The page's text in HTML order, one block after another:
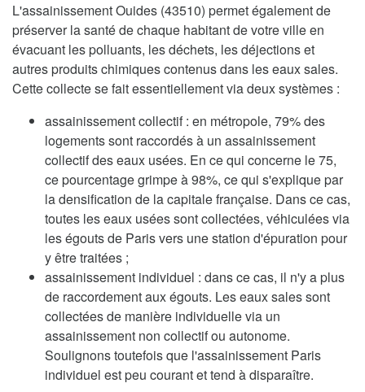
L'assainissement Ouides (43510) permet également de
préserver la santé de chaque habitant de votre ville en
évacuant les polluants, les déchets, les déjections et
autres produits chimiques contenus dans les eaux sales.
Cette collecte se fait essentiellement via deux systèmes :
assainissement collectif : en métropole, 79% des
logements sont raccordés à un assainissement
collectif des eaux usées. En ce qui concerne le 75,
ce pourcentage grimpe à 98%, ce qui s'explique par
la densification de la capitale française. Dans ce cas,
toutes les eaux usées sont collectées, véhiculées via
les égouts de Paris vers une station d'épuration pour
y être traitées ;
assainissement individuel : dans ce cas, il n'y a plus
de raccordement aux égouts. Les eaux sales sont
collectées de manière individuelle via un
assainissement non collectif ou autonome.
Soulignons toutefois que l'assainissement Paris
individuel est peu courant et tend à disparaître.